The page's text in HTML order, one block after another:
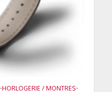
•HORLOGERIE / MONTRES•